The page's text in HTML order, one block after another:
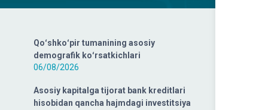
Qoʻshkoʻpir tumanining asosiy
demografik koʻrsatkichlari
06/08/2026
Asosiy kapitalga tijorat bank kreditlari
hisobidan qancha hajmdagi investitsiya